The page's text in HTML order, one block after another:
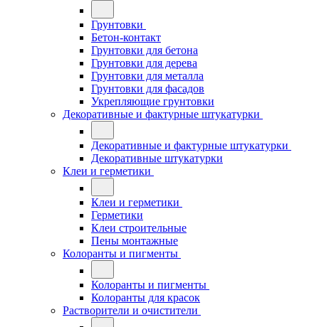
Грунтовки
Бетон-контакт
Грунтовки для бетона
Грунтовки для дерева
Грунтовки для металла
Грунтовки для фасадов
Укрепляющие грунтовки
Декоративные и фактурные штукатурки
Декоративные и фактурные штукатурки
Декоративные штукатурки
Клеи и герметики
Клеи и герметики
Герметики
Клеи строительные
Пены монтажные
Колоранты и пигменты
Колоранты и пигменты
Колоранты для красок
Растворители и очистители